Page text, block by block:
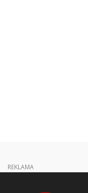
REKLAMA